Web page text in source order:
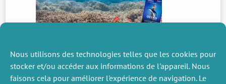
Nous utilisons des technologies telles que les cookies pour
stocker et/ou accéder aux informations de l'appareil. Nous
faisons cela pour améliorer l'expérience de navigation. Le
ACTUALITÉS
PRÉCÉDENTE